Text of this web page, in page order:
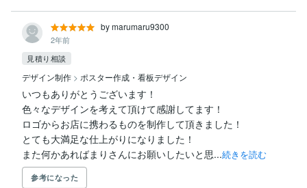
by marumaru9300
2年前
見積り相談
デザイン制作 > ポスター作成・看板デザイン
いつもありがとうございます！
色々なデザインを考えて頂けて感謝してます！
ロゴからお店に携わるものを制作して頂きました！
とても大満足な仕上がりになりました！
また何かあればまりさんにお願いしたいと思...続きを読む
参考になった